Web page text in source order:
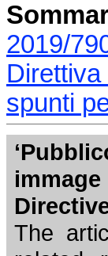
2019/
spunti
The